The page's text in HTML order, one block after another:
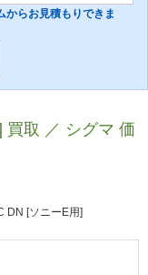
からお見積もりできま
買取 ／ シグマ 価
DN [ソニーE用]